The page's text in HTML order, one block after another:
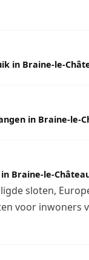
in Braine-le-
in Braine-le-
Braine-le-
sloten,
voor inwoners